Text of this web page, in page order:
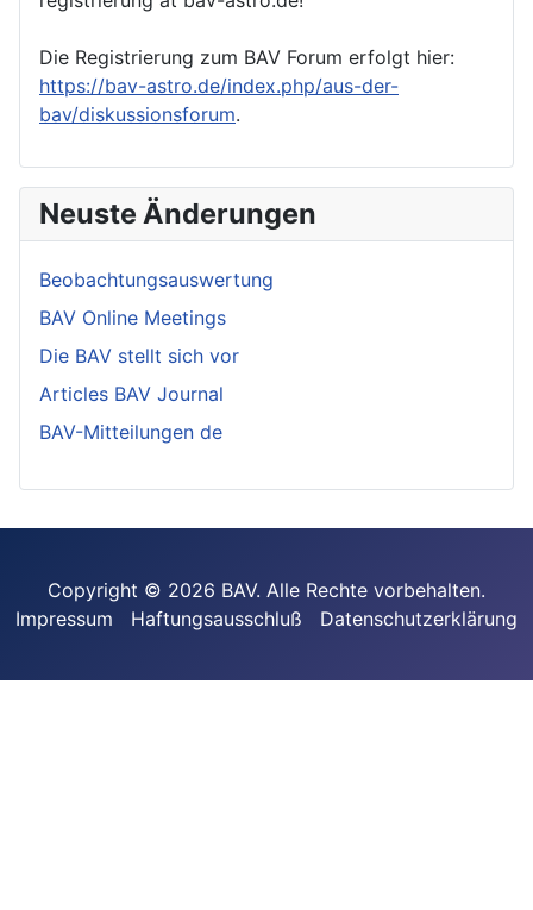
Die Registrierung zum BAV Forum erfolgt hier:
https://bav-astro.de/index.php/aus-der-
bav/diskussionsforum.
Neuste Änderungen
Beobachtungsauswertung
BAV Online Meetings
Die BAV stellt sich vor
Articles BAV Journal
BAV-Mitteilungen de
Copyright © 2026 BAV. Alle Rechte vorbehalten.
Impressum
Haftungsausschluß Datenschutzerklärung